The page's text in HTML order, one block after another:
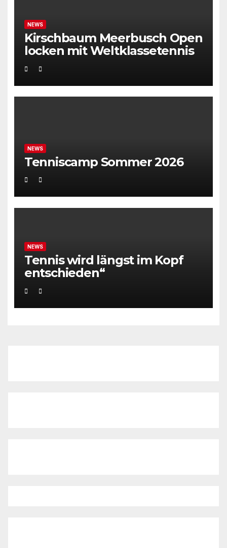
NEWS
Kirschbaum Meerbusch Open
locken mit Weltklassetennis
NEWS
Tenniscamp Sommer 2026
NEWS
Tennis wird längst im Kopf
entschieden“